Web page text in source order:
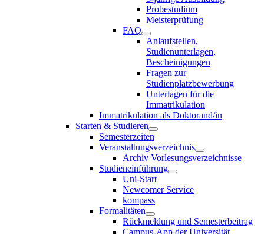
Probestudium
Meisterprüfung
FAQ
Anlaufstellen,
Studienunterlagen,
Bescheinigungen
Fragen zur
Studienplatzbewerbung
Unterlagen für die
Immatrikulation
Immatrikulation als Doktorand/in
Starten & Studieren
Semesterzeiten
Veranstaltungsverzeichnis
Archiv Vorlesungsverzeichnisse
Studieneinführung
Uni-Start
Newcomer Service
kompass
Formalitäten
Rückmeldung und Semesterbeitrag
Campus-App der Universität